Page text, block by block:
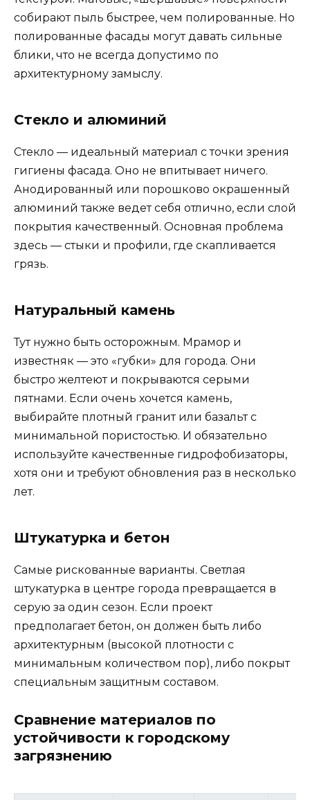
собирают пыль быстрее, чем полированные. Но
полированные фасады могут давать сильные
блики, что не всегда допустимо по
архитектурному замыслу.
Стекло и алюминий
Стекло — идеальный материал с точки зрения
гигиены фасада. Оно не впитывает ничего.
Анодированный или порошково окрашенный
алюминий также ведет себя отлично, если слой
покрытия качественный. Основная проблема
здесь — стыки и профили, где скапливается
грязь.
Натуральный камень
Тут нужно быть осторожным. Мрамор и
известняк — это «губки» для города. Они
быстро желтеют и покрываются серыми
пятнами. Если очень хочется камень,
выбирайте плотный гранит или базальт с
минимальной пористостью. И обязательно
используйте качественные гидрофобизаторы,
хотя они и требуют обновления раз в несколько
лет.
Штукатурка и бетон
Самые рискованные варианты. Светлая
штукатурка в центре города превращается в
серую за один сезон. Если проект
предполагает бетон, он должен быть либо
архитектурным (высокой плотности с
минимальным количеством пор), либо покрыт
специальным защитным составом.
Сравнение материалов по
устойчивости к городскому
загрязнению